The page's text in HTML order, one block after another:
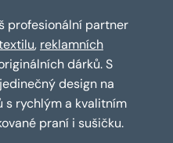
profesionální partner
, reklamních
dárků. S
design na
rychlým a kvalitním
praní i sušičku.